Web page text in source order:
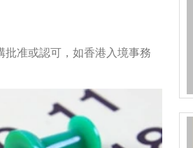
准或認可，如香港入境事務